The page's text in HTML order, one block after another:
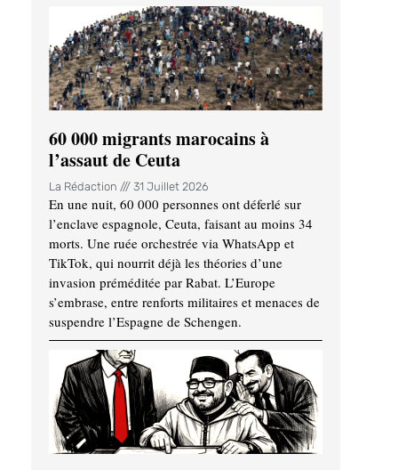
60 000 migrants marocains à
l’assaut de Ceuta
La Rédaction 31 Juillet 2026
En une nuit, 60 000 personnes ont déferlé sur
l’enclave espagnole, Ceuta, faisant au moins 34
morts. Une ruée orchestrée via WhatsApp et
TikTok, qui nourrit déjà les théories d’une
invasion préméditée par Rabat. L’Europe
s’embrase, entre renforts militaires et menaces de
suspendre l’Espagne de Schengen.